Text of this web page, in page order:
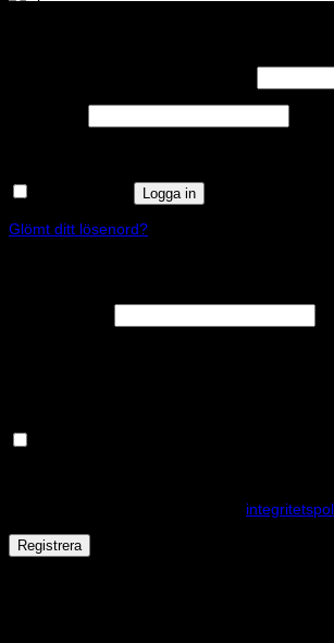
Logga in
Glömt ditt lösenord?
Obligatoriskt
Registrera